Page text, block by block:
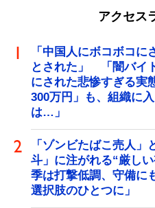
アクセス
「中国人にボコボコ
とされた」 「闇バイ
にされた悲惨すぎる
300万円」も、組織に
は…」
「ゾンビたばこ売人
斗」に注がれる“厳し
季は打撃低調、守備
選択肢のひとつに」